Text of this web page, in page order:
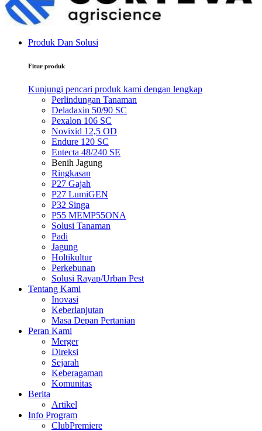
Produk Dan Solusi
Fitur produk
Kunjungi pencari produk kami dengan lengkap
Perlindungan Tanaman
Deladaxin 50/90 SC
Pexalon 106 SC
Novixid 12,5 OD
Endure 120 SC
Entecta 48/240 SE
Benih Jagung
Ringkasan
P27 Gajah
P27 LumiGEN
P32 Singa
P55 MEMP55ONA
Solusi Tanaman
Padi
Jagung
Holtikultur
Perkebunan
Solusi Rayap/Urban Pest
Tentang Kami
Inovasi
Keberlanjutan
Masa Depan Pertanian
Peran Kami
Merger
Direksi
Sejarah
Keberagaman
Komunitas
Berita
Artikel
Info Program
ClubPremiere